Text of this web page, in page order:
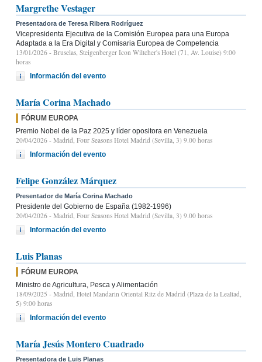
Margrethe Vestager
Presentadora de Teresa Ribera Rodríguez
Vicepresidenta Ejecutiva de la Comisión Europea para una Europa
Adaptada a la Era Digital y Comisaria Europea de Competencia
13/01/2026 - Bruselas, Steigenberger Icon Wiltcher's Hotel (71, Av. Louise) 9:00
horas
Información del evento
María Corina Machado
FÓRUM EUROPA
Premio Nobel de la Paz 2025 y líder opositora en Venezuela
20/04/2026 - Madrid, Four Seasons Hotel Madrid (Sevilla, 3) 9.00 horas
Información del evento
Felipe González Márquez
Presentador de María Corina Machado
Presidente del Gobierno de España (1982-1996)
20/04/2026 - Madrid, Four Seasons Hotel Madrid (Sevilla, 3) 9.00 horas
Información del evento
Luis Planas
FÓRUM EUROPA
Ministro de Agricultura, Pesca y Alimentación
18/09/2025 - Madrid, Hotel Mandarin Oriental Ritz de Madrid (Plaza de la Lealtad,
5) 9:00 horas
Información del evento
María Jesús Montero Cuadrado
Presentadora de Luis Planas